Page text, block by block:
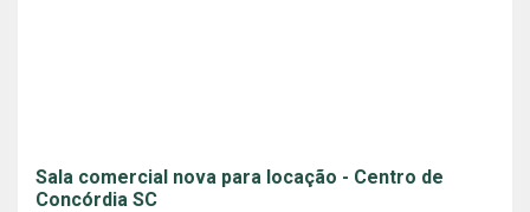
Sala comercial nova para locação - Centro de
Concórdia SC